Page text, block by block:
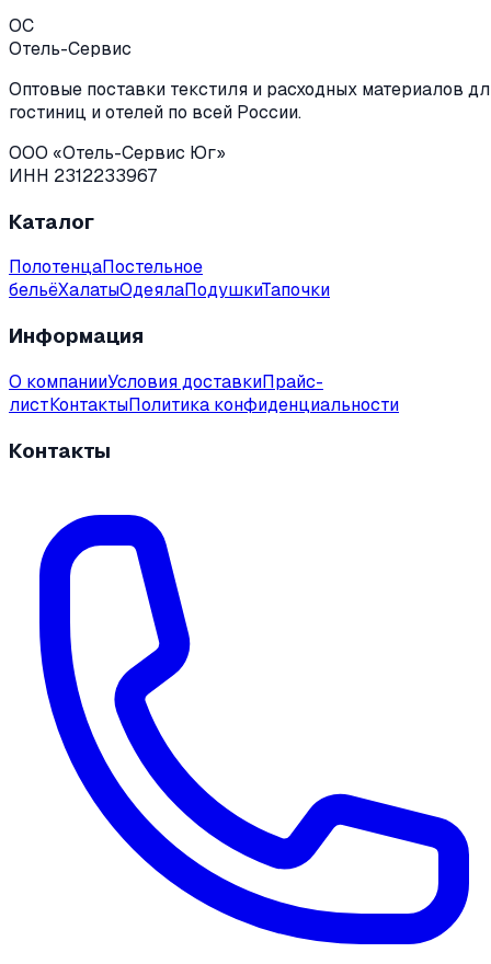
ОС
Отель-Сервис
Оптовые поставки текстиля и расходных материалов
гостиниц и отелей по всей России.
ООО «Отель-Сервис Юг»
ИНН 2312233967
Каталог
ПолотенцаПостельное
бельёХалатыОдеялаПодушкиТапочки
Информация
О компанииУсловия доставкиПрайс-
листКонтактыПолитика конфиденциальности
Контакты